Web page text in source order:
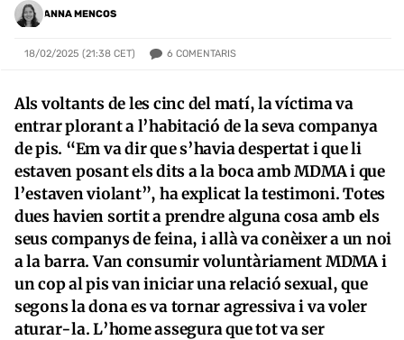
ANNA MENCOS
18/02/2025 (21:38 CET) 6 COMENTARIS
Als voltants de les cinc del matí, la víctima va
entrar plorant a l’habitació de la seva companya
de pis. “Em va dir que s’havia despertat i que li
estaven posant els dits a la boca amb MDMA i que
l’estaven violant”, ha explicat la testimoni. Totes
dues havien sortit a prendre alguna cosa amb els
seus companys de feina, i allà va conèixer a un noi
a la barra. Van consumir voluntàriament MDMA i
un cop al pis van iniciar una relació sexual, que
segons la dona es va tornar agressiva i va voler
aturar-la. L’home assegura que tot va ser